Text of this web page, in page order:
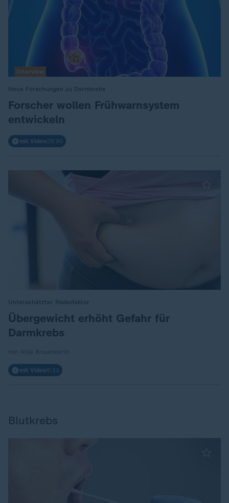
Interview
Neue Forschungen zu Darmkrebs
:
Forscher wollen Frühwarnsystem
entwickeln
mit Video29:50
Unterschätzter Risikofaktor
:
Übergewicht erhöht Gefahr für
Darmkrebs
mit Video5:11
Blutkrebs